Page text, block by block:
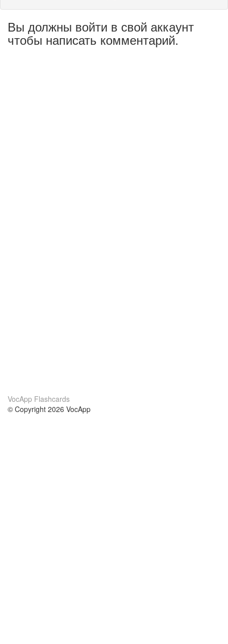
Вы должны войти в свой аккаунт
чтобы написать комментарий.
VocApp Flashcards
© Copyright 2026 VocApp